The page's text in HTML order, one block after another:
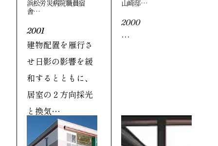
浜松労災病院職員宿
舎…
2001
建物配置を雁行さ
せ日影の影響を緩
和するとともに、
居室の２方向採光
と換気…
山崎邸…
2000
…